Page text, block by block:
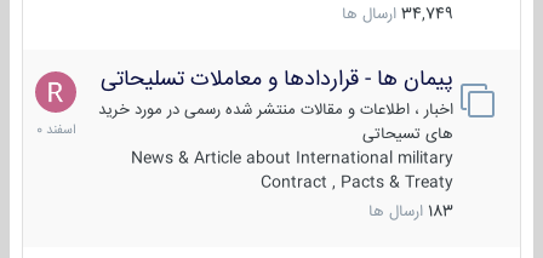
34,749 ارسال ها
پیمان ها - قراردادها و معاملات تسلیحاتی
اخبار ، اطلاعات و مقالات منتشر شده رسمی در مورد خرید
های تسیحاتی
News & Article about International military
Contract , Pacts & Treaty
183 ارسال ها
7
اسفند
1400